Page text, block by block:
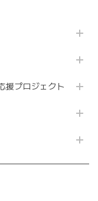
援プロジェクト